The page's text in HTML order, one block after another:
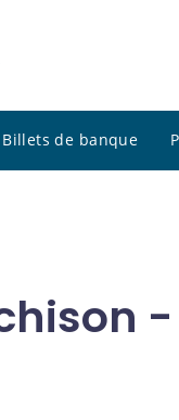
Billets de banque